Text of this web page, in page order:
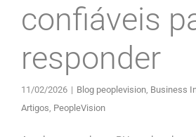
confiáveis
responder
11/02/2026 | Blog peoplevision, Business
Artigos, PeopleVision